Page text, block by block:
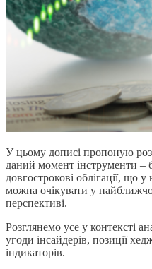
У цьому дописі пропоную
даний момент інструменти –
довгострокові облігації, що у
можна очікувати у
перспективі.
Розглянемо усе у контексті
угоди інсайдерів, позиції
індикаторів.